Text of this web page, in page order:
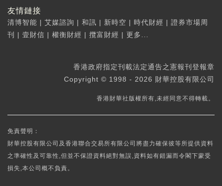
友情鏈接
清博智能 | 艾媒諮詢 | 和訊 | 新時空 | 時代財經 | 證券市場周
刊
| 壹財信 | 權衡財經 | 攬富財經 | 更多...
香港政府指定刊載法定通告之憲報刊登報章
Copyright © 1998 - 2026 財華控股有限公司
香港財華社版權所有,未經同意不得轉載。
免責聲明：
財華控股有限公司及香港聯合交易所有限公司將盡力確保彼等所提供資料
之準確性及可靠性,但並不保證資料絕對無誤,資料如有錯漏而令閣下蒙受
損失,本公司概不負責。